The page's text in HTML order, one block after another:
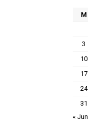
M
3
10
17
24
31
« Jun